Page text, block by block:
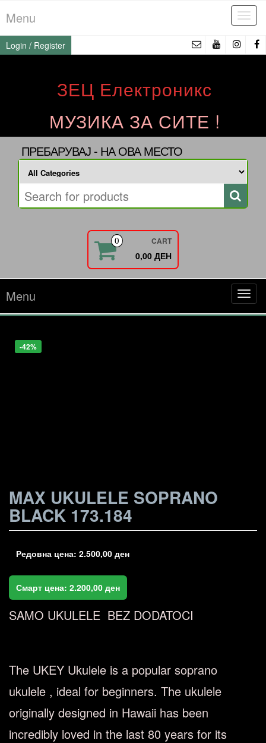
to
the
content
Menu
Login / Register
ЗЕЦ Електроникс
МУЗИКА ЗА СИТЕ !
ПРЕБАРУВАЈ - НА ОВА МЕСТО
0 CART
0,00 ДЕН
Menu
-12%
MAX UKULELE SOPRANO
BLACK 173.184
Редовна цена: 2.500,00 ден
Смарт цена: 2.200,00 ден
SAMO UKULELE BEZ DODATOCI
The UKEY Ukulele is a popular soprano
ukulele , ideal for beginners. The ukulele
originally designed in Hawaii has been
incredibly loved in the last 80 years for its
-6%
-6%
-42%